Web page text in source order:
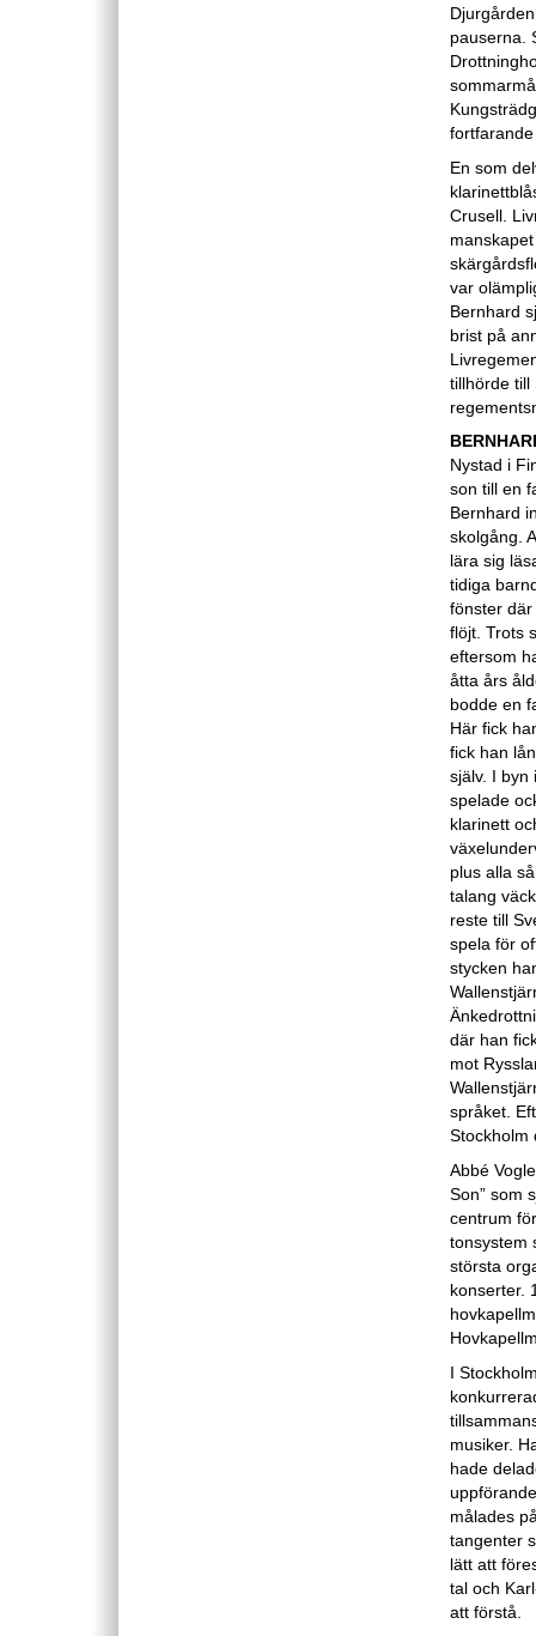
pauserna.
En som
Crusell.
var
Bernhard
brist på
tillhörde till
Nystad i
son till en
Bernhard
skolgång.
lära sig
tidiga
fönster
flöjt. Trots
eftersom
åtta års
bodde en
Här fick
fick han
själv. I byn
spelade
klarinett
plus alla
talang
reste till
spela för
stycken
där han
mot
språket.
Stockholm
Abbé
Son” som
centrum
tonsystem
största
konserter.
I
musiker.
hade
målades
tangenter
lätt att
tal och
att förstå.